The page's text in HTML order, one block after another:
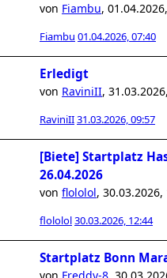
von Fiambu,
Fiambu 01.04.2026, 07:40
Erledigt
von RaviniII,
RaviniII31.03.2026, 09:57
[Biete] Startplatz
26.04.2026
von flololol, 30.03.2026,
flololol30.03.2026, 12:44
Startplatz Bonn